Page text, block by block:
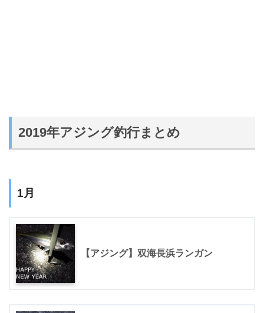
2019年アジング釣行まとめ
1月
【アジング】双海長浜ランガン